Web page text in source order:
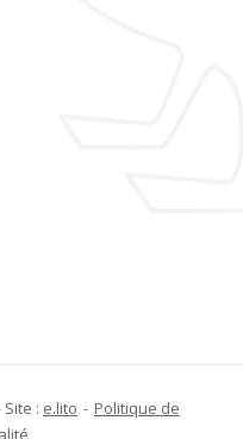
: e.lito
Politique de